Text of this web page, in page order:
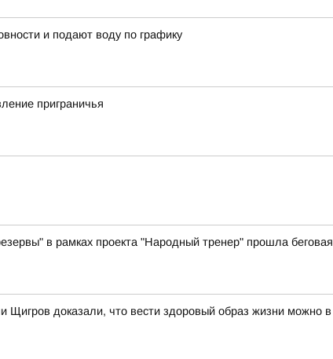
и подают воду по графику
приграничья
в рамках проекта "Народный тренер" прошла беговая
Щигров доказали, что вести здоровый образ жизни можно